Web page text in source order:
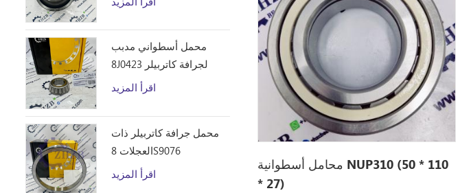
محامل أسطوانية NUP310 (50 * 110
* 27)
محمل أسطواني مدبب
8J0423 لجرافة كاتربيلر
D10R
اقرأ المزيد
محمل جرافة كاتربيلر ذات
العجلات 8S9076
اقرأ المزيد